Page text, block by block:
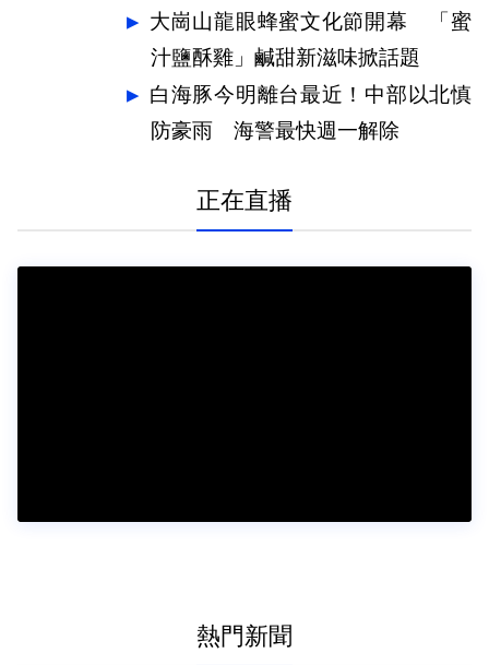
大崗山龍眼蜂蜜文化節開幕 「蜜
汁鹽酥雞」鹹甜新滋味掀話題
白海豚今明離台最近！中部以北慎
防豪雨 海警最快週一解除
正在直播
熱門新聞